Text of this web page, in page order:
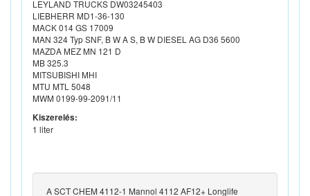
LEYLAND TRUCKS DW03245403
LIEBHERR MD1-36-130
MACK 014 GS 17009
MAN 324 Typ SNF, B W A S, B W DIESEL AG D36 5600
MAZDA MEZ MN 121 D
MB 325.3
MITSUBISHI MHI
MTU MTL 5048
MWM 0199-99-2091/11
Kiszerelés:
1 liter
A SCT CHEM 4112-1 Mannol 4112 AF12+ Longlife